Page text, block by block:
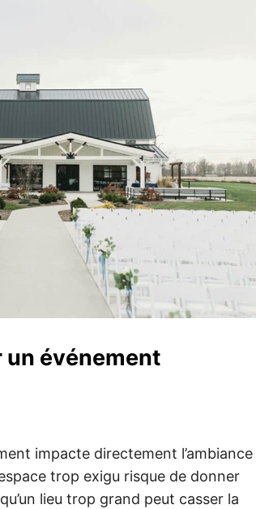
un événement
impacte directement l’ambiance
trop exigu risque de donner
lieu trop grand peut casser la